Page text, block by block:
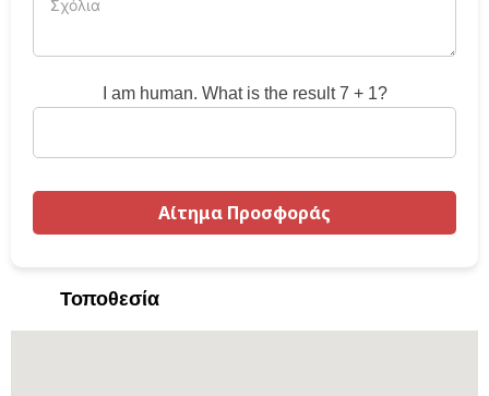
I am human. What is the result 7 + 1?
Τοποθεσία